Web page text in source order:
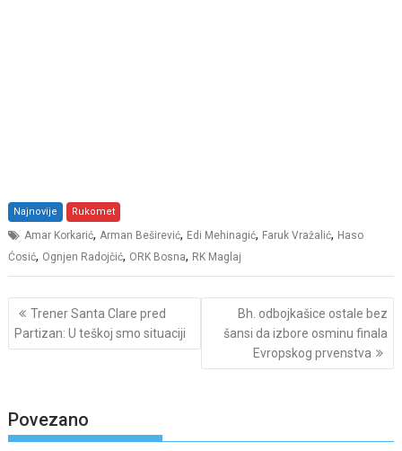
Najnovije Rukomet
Amar Korkarić,Arman Beširević, Edi Mehinagić, Faruk Vražalić, Haso
Ćosić, Ognjen Radojčić, ORK Bosna, RK Maglaj
Post
navigation
Trener Santa Clare pred
Partizan: U teškoj smo situaciji
Bh. odbojkašice ostale bez
šansi da izbore osminu finala
Evropskog prvenstva
Povezano